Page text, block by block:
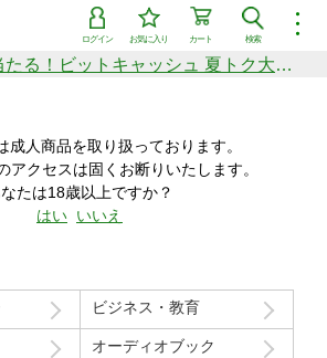
︙
検索
カート
お気に入り
ログイン
シリーズ
品
新着セール中商品
探す
価格の高い順
年間ランキング
総額50万円分が当たる！ビットキャッシュ 夏トク大感謝祭
成人商品を取り扱っております。
アクセスは固くお断りいたします。
たは18歳以上ですか？
はい いいえ
ビジネス・教育
オーディオブック